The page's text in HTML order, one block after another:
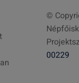
e
s
é
s
©
00229